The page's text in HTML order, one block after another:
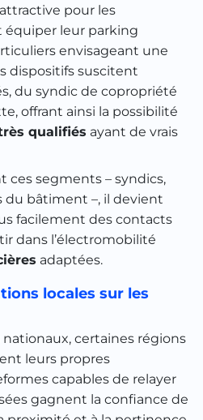
pour les
équiper leur parking
envisageant une
dispositifs suscitent
du syndic de copropriété
offrant ainsi la possibilité
qualifiés ayant de vrais
ces segments – syndics,
du bâtiment –, il devient
facilement des contacts
dans l’électromobilité
adaptées.
locales sur les
certaines régions
leurs propres
capables de relayer
gagnent la confiance de